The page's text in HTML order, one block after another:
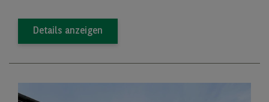
Details anzeigen